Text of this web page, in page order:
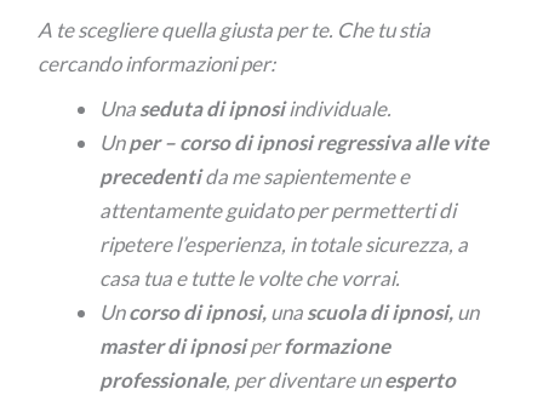
A te scegliere quella giusta per te. Che tu stia
cercando informazioni per:
Unaseduta di ipnosiindividuale.
Unper –corso di ipnosi regressiva alle vite
precedentida me sapientemente e
attentamente guidato per permetterti di
ripetere l’esperienza, in totale sicurezza, a
casa tua e tutte le volte che vorrai.
Uncorso di ipnosi,unascuola di ipnosi,un
master di ipnosiperformazione
professionale, per diventare unesperto